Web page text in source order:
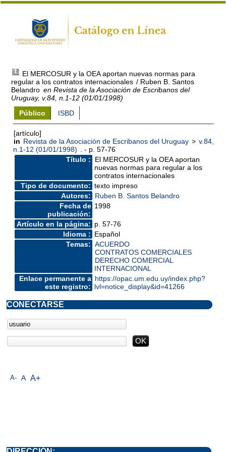
El MERCOSUR y la OEA aportan nuevas normas para
regular a los contratos internacionales / Ruben B. Santos
Belandro en Revista de la Asociación de Escribanos del
Uruguay, v.84, n.1-12 (01/01/1998)
Público
ISBD
[artículo]
in Revista de la Asociación de Escribanos del Uruguay > v.84,
n.1-12 (01/01/1998)
. - p. 57-76
Título :
El MERCOSUR y la OEA aportan
nuevas normas para regular a los
contratos internacionales
Tipo de documento: texto impreso
Autores:
Ruben B. Santos Belandro
Fecha de
publicación:
1998
Artículo en la página: p. 57-76
Idioma : Español
Temas: ACUERDO
CONTRATOS COMERCIALES
DERECHO COMERCIAL
INTERNACIONAL
Enlace permanente a
este registro:
https://opac.um.edu.uy/index.php?
lvl=notice_display&id=41266
A- A A+
CONECTARSE